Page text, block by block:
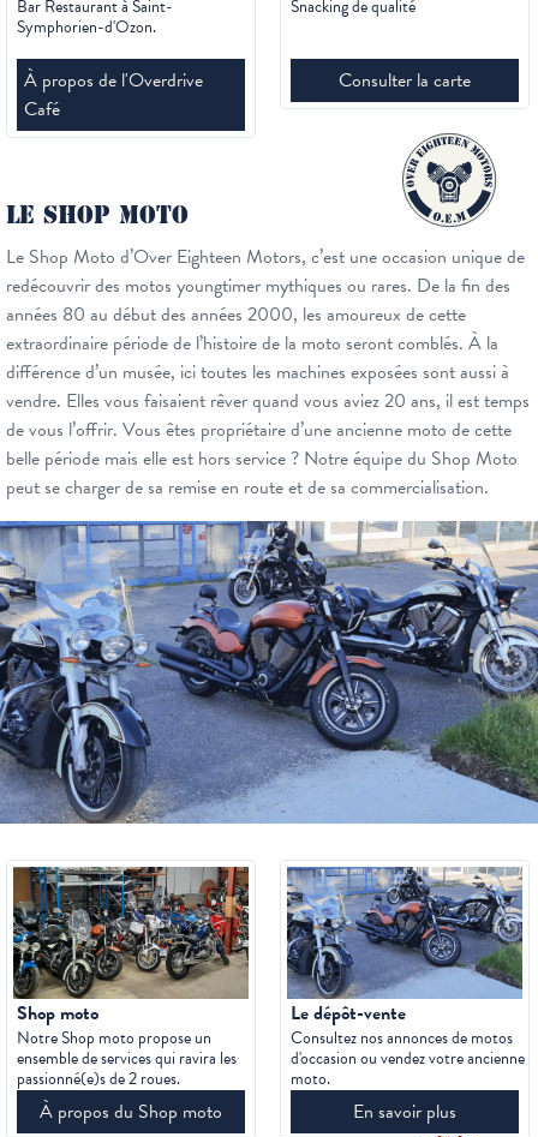
Bar Restaurant à Saint-
Symphorien-d'Ozon.
À propos de l'Overdrive
Café
Snacking de qualité
Consulter la carte
LE SHOP MOTO
Le Shop Moto d’Over Eighteen Motors, c’est une occasion unique de
redécouvrir des motos youngtimer mythiques ou rares. De la fin des
années 80 au début des années 2000, les amoureux de cette
extraordinaire période de l’histoire de la moto seront comblés. À la
différence d’un musée, ici toutes les machines exposées sont aussi à
vendre. Elles vous faisaient rêver quand vous aviez 20 ans, il est temps
de vous l’offrir. Vous êtes propriétaire d’une ancienne moto de cette
belle période mais elle est hors service ? Notre équipe du Shop Moto
peut se charger de sa remise en route et de sa commercialisation.
Shop moto
Notre Shop moto propose un
ensemble de services qui ravira les
passionné(e)s de 2 roues.
À propos du Shop moto
Le dépôt-vente
Consultez nos annonces de motos
d'occasion ou vendez votre ancienne
moto.
En savoir plus